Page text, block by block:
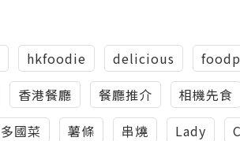
hkfoodie delicious
香港餐廳 餐廳推介
相機先食
多國菜 薯條 串燒 Lady